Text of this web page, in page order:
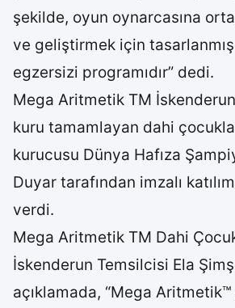
şekilde, oyun oynarcasına
ve geliştirmek için
egzersizi programıdır” dedi.
Mega Aritmetik TM
kuru tamamlayan dahi
kurucusu Dünya Hafıza
Duyar tarafından imzalı
verdi.
Mega Aritmetik TM Dahi
İskenderun Temsilcisi Ela
açıklamada, “Mega